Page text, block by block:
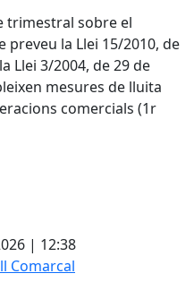
trimestral sobre el
la Llei 15/2010, de
Llei 3/2004, de 29 de
mesures de lluita
comercials (1r
| 12:38
Comarcal